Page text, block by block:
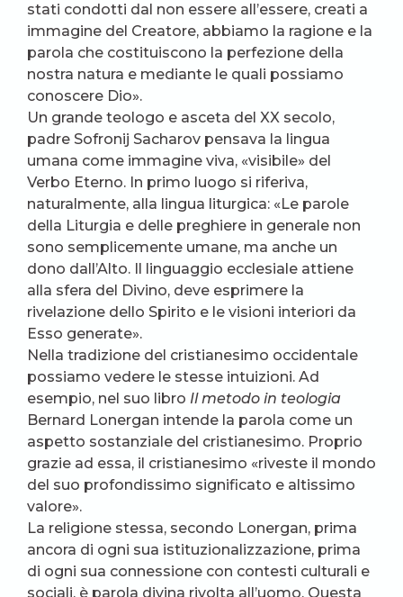
stati condotti dal non essere all’essere, creati a
immagine del Creatore, abbiamo la ragione e la
parola che costituiscono la perfezione della
nostra natura e mediante le quali possiamo
conoscere Dio».
Un grande teologo e asceta del XX secolo,
padre Sofronij Sacharov pensava la lingua
umana come immagine viva, «visibile» del
Verbo Eterno. In primo luogo si riferiva,
naturalmente, alla lingua liturgica: «Le parole
della Liturgia e delle preghiere in generale non
sono semplicemente umane, ma anche un
dono dall’Alto. Il linguaggio ecclesiale attiene
alla sfera del Divino, deve esprimere la
rivelazione dello Spirito e le visioni interiori da
Esso generate».
Nella tradizione del cristianesimo occidentale
possiamo vedere le stesse intuizioni. Ad
esempio, nel suo libro Il metodo in teologia
Bernard Lonergan intende la parola come un
aspetto sostanziale del cristianesimo. Proprio
grazie ad essa, il cristianesimo «riveste il mondo
del suo profondissimo significato e altissimo
valore».
La religione stessa, secondo Lonergan, prima
ancora di ogni sua istituzionalizzazione, prima
di ogni sua connessione con contesti culturali e
sociali, è parola divina rivolta all’uomo. Questa